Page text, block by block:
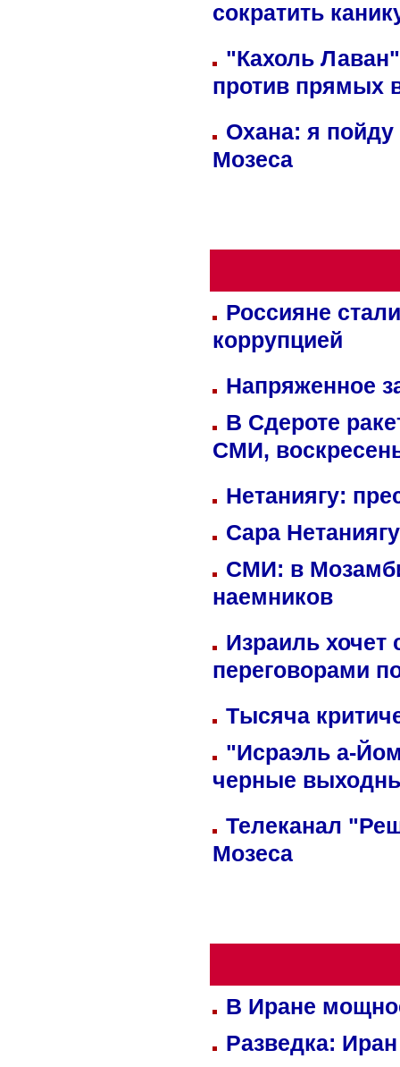
сократить
"Кахоль
против прямых
Охана: я пойду
Мозеса
Россияне
коррупцией
Напряженное
В Сдероте
СМИ,
Нетаниягу:
Сара
СМИ: в
наемников
Израиль хочет
переговорами
Тысяча
"Исраэль а-
черные
Телеканал
Мозеса
В Иране
Разведка: